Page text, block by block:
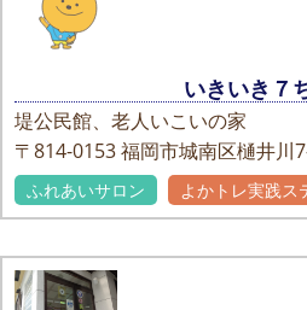
いきいき７
堤公民館、老人いこいの家
〒814-0153福岡市城南区樋井川
ふれあいサロン よかトレ実践ス